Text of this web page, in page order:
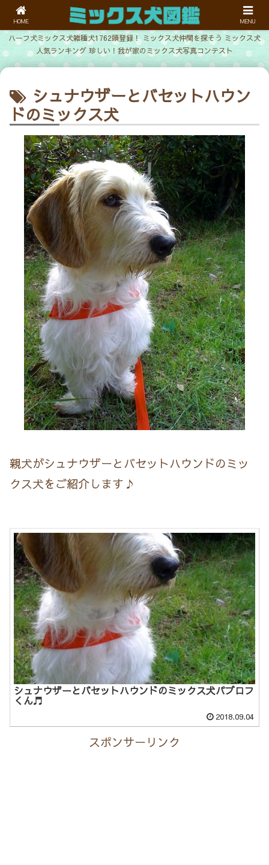
ハーフ犬ミックス犬雑種犬1762頭登録！ ミックス犬仲間を探そう ミックス犬
人気ランキング 珍しい！我が家のミックス犬写真コンテスト
シュナウザーとバセットハウン
ドのミックス犬
親犬がシュナウザーとバセットハウンドのミッ
クス犬をご紹介します♪
シュナウザーとバセットハウンドのミックス犬パブロフ
くん♬
2018.09.04
スポンサーリンク
HOME MENU